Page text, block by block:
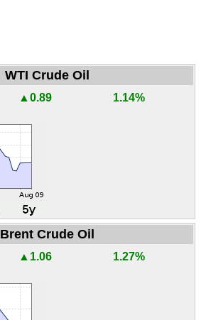
WTI Crude Oil
▲0.89 1.14%
Brent Crude Oil
▲1.06 1.27%